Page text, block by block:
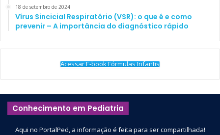
18 de setembro de 2024
Vírus Sincicial Respiratório (VSR): o que é e como
prevenir – A importância do diagnóstico rápido
Acessar E-book Fórmulas Infantis
Conhecimento em Pediatria
Aqui no PortalPed, a informação é feita para ser compartilhada!